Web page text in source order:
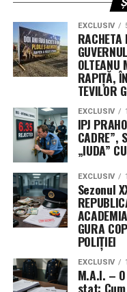
politică”, au afirmat
legitimitatea modului
operațiunea.
În replică, ministrul
criticile, susținând că
luna martie, în cadrul
redistribuirea forțelor
autorizate. Totuși,
operațional par să fi
la Roma.
Vitrină
antrenament
Dincolo de obiectivele
EXCLUSIV
RACHETA
OLTEANU
RAPIȚĂ,
TEVILOR
EXCLUSIV
IPJ
CADRE”,
„IUDA”
EXCLUSIV
Sezonul
GURA
POLIȚIEI
EXCLUSIV
M.A.I. –
stat: